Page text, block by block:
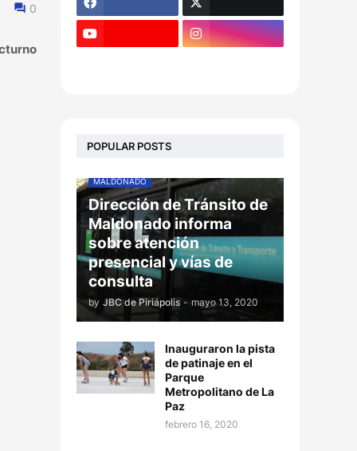
0
POPULAR POSTS
MALDONADO
Dirección de Tránsito de
Maldonado informa
sobre atención
presencial y vías de
consulta
by JBC de Piriápolis - mayo 13, 2020
Inauguraron la pista
de patinaje en el
Parque
Metropolitano de La
Paz
febrero 16, 2020